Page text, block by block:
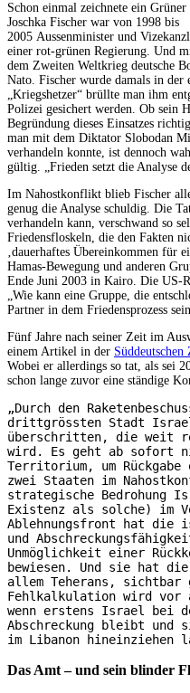
Schon einmal zeichnete ein
Joschka Fischer war von 1998 bis
2005 Aussenminister und
einer rot-grünen Regierung. Und
dem Zweiten Weltkrieg deutsche
Nato. Fischer wurde damals in der
„Kriegshetzer“ brüllte man ihm
Polizei gesichert werden. Ob sein
Begründung dieses Einsatzes
man mit dem Diktator Slobodan
verhandeln konnte, ist dennoch
gültig. „Frieden setzt die Analyse
Im Nahostkonflikt blieb Fischer
genug die Analyse schuldig. Die
verhandeln kann, verschwand so
Friedensfloskeln, die den Fakten
‚dauerhaftes Übereinkommen für
Hamas-Bewegung und anderen
Ende Juni 2003 in Kairo. Die US-
„Wie kann eine Gruppe, die
Partner in dem Friedensprozess
Fünf Jahre nach seiner Zeit im
einem Artikel in der Süddeutschen
Wobei er allerdings so tat, als sei
schon lange zuvor eine ständige
„Durch den
drittgrössten Stadt
überschritten, die weit
wird. Es geht ab sofort
Territorium, um Rückgabe
zwei Staaten im
strategische Bedrohung
Existenz als solche) im
Ablehnungsfront hat die
und
Unmöglichkeit einer
bewiesen. Und sie hat
allem Teherans, sichtbar
Fehlkalkulation wird vor
wenn erstens Israel bei
Abschreckung bleibt und
im Libanon hineinziehen
Das Amt – und sein blinder